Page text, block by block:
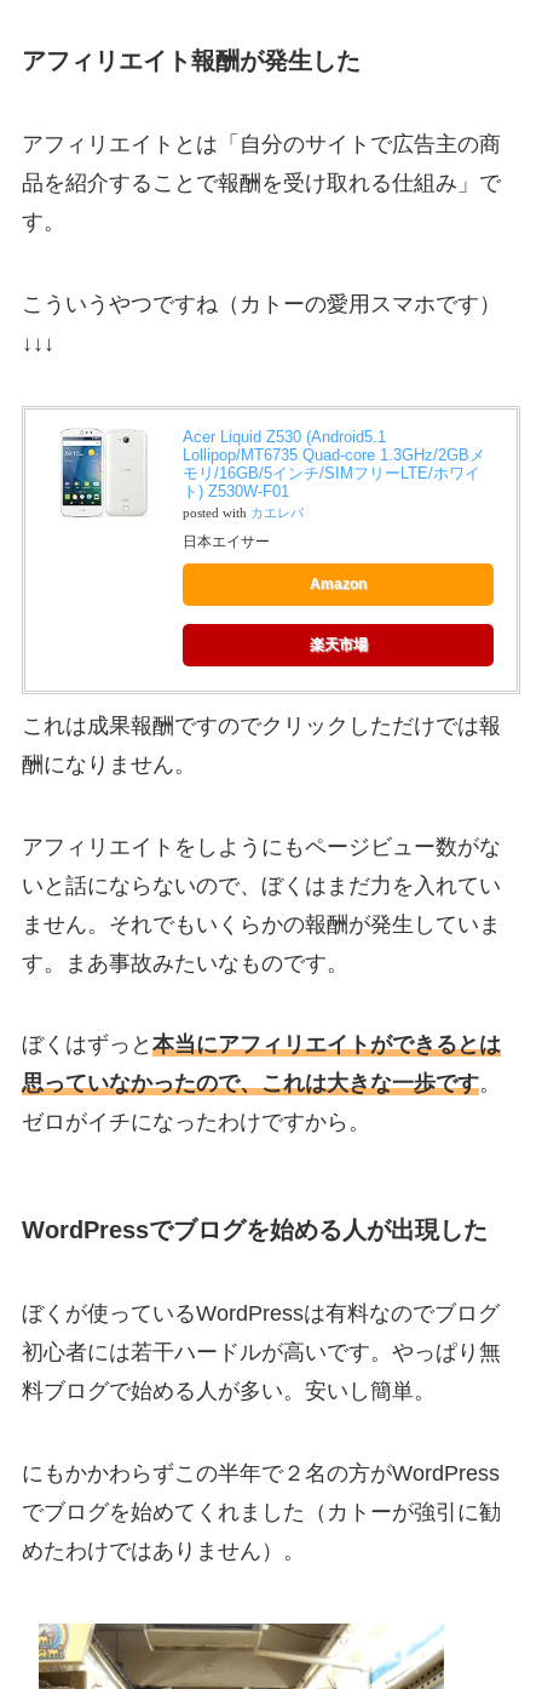
アフィリエイト報酬が発生した
アフィリエイトとは「自分のサイトで広告主の商
品を紹介することで報酬を受け取れる仕組み」で
す。
こういうやつですね（カトーの愛用スマホです）
↓↓↓
Acer Liquid Z530 (Android5.1
Lollipop/MT6735 Quad-core 1.3GHz/2GBメ
モリ/16GB/5インチ/SIMフリーLTE/ホワイ
ト) Z530W-F01
posted with カエレバ
日本エイサー
Amazon
楽天市場
これは成果報酬ですのでクリックしただけでは報
酬になりません。
アフィリエイトをしようにもページビュー数がな
いと話にならないので、ぼくはまだ力を入れてい
ません。それでもいくらかの報酬が発生していま
す。まあ事故みたいなものです。
ぼくはずっと 本当にアフィリエイトができるとは
思っていなかったので、これは大きな一歩です。
ゼロがイチになったわけですから。
WordPressでブログを始める人が出現した
ぼくが使っているWordPressは有料なのでブログ
初心者には若干ハードルが高いです。やっぱり無
料ブログで始める人が多い。安いし簡単。
にもかかわらずこの半年で２名の方がWordPress
でブログを始めてくれました（カトーが強引に勧
めたわけではありません）。